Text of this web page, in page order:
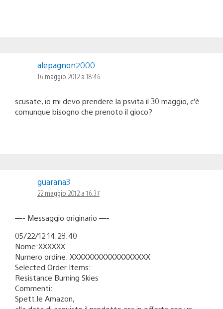
alepagnon2000
16 maggio 2012 a 18:46
scusate, io mi devo prendere la psvita il 30 maggio, c’è
comunque bisogno che prenoto il gioco?
guarana3
22 maggio 2012 a 16:37
—- Messaggio originario —-
05/22/12 14:28:40
Nome:XXXXXX
Numero ordine: XXXXXXXXXXXXXXXXXX
Selected Order Items:
Resistance Burning Skies
Commenti:
Spett.le Amazon,